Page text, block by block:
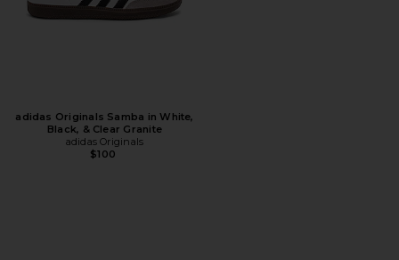
adidas Originals Samba in White,
Black, & Clear Granite
adidas Originals
$100